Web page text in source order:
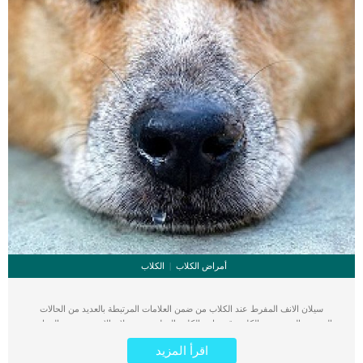
أمراض الكلاب الكلاب
سيلان الانف المفرط عند الكلاب من ضمن العلامات المرتبطة بالعديد من الحالات
المرضية التى تصيب الكلب. قد يعانى الكلب السليم من سيلان الانف من حين الى اخر
بدون سبب يدعو الى القلق. كما يمكن ان يكون سيلان الانف المفرط ناتج عن حالات
مرضية خطيرة تستدعى التوجه السريع الى العيادة البيطرية. يتميز سيلان الأنف الخفيف
اقرأ المزيد